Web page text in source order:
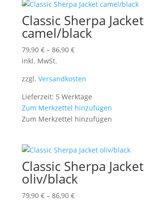
Classic Sherpa Jacket
camel/black
79,90 €– 86,90 €
inkl. MwSt.
zzgl. Versandkosten
Lieferzeit: 5 Werktage
Zum Merkzettel hinzufügen
Zum Merkzettel hinzufügen
Classic Sherpa Jacket
oliv/black
79,90 €– 86,90 €